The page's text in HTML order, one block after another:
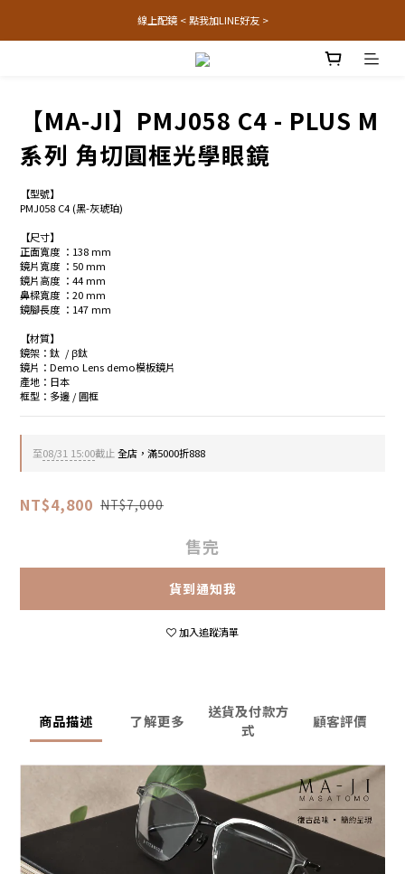
線上配鏡 < 點我加LINE好友 >
【MA-JI】PMJ058 C4 - PLUS M
系列 角切圓框光學眼鏡
【型號】
PMJ058 C4 (黑-灰琥珀)
【尺寸】
正面寬度 ：138 mm
鏡片寬度 ：50 mm
鏡片高度 ：44 mm
鼻樑寬度 ：20 mm
鏡腳長度 ：147 mm
【材質】
鏡架：鈦  / β鈦
鏡片：Demo Lens demo模板鏡片
產地：日本
框型：多邊 / 圓框
至08/31 15:00截止全店，滿5000折888
NT$4,800 NT$7,000
售完
貨到通知我
加入追蹤清單
商品描述 了解更多
送貨及付款方
式
顧客評價